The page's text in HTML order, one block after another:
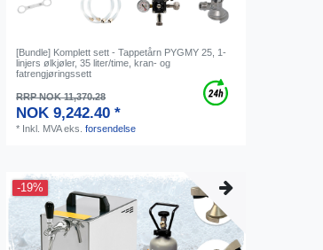
[Bundle] Komplett sett - Tappetårn PYGMY 25, 1-
linjers ølkjøler, 35 liter/time, kran- og
fatrengjøringssett
RRP NOK 11,370.28
NOK 9,242.40 *
* Inkl. MVAeks.forsendelse
-19%